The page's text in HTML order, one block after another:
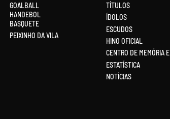
GOALBALL
HANDEBOL
BASQUETE
PEIXINHO DA VILA
TÍTULOS
ÍDOLOS
ESCUDOS
HINO OFICIAL
CENTRO DE MEMÓRIA E
ESTATÍSTICA
NOTÍCIAS